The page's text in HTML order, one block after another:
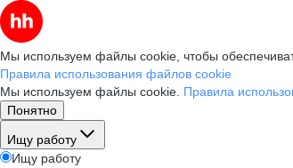
Мы используем файлы cookie, чтобы
Правила использования файлов cookie
Мы используем файлы cookie. Правила
Понятно
Ищу работу
Ищу работу